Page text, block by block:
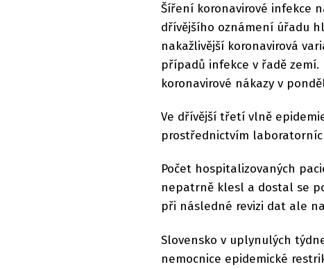
Šíření koronavirové infekce
dřívějšího oznámení úřadu
nakažlivější koronavirová
případů infekce v řadě
koronavirové nákazy v
Ve dřívější třetí vlně
prostřednictvím
Počet hospitalizovaných
nepatrně klesl a dostal se
při následné revizi dat ale
Slovensko v uplynulých
nemocnice epidemické